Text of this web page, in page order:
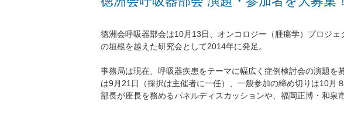
徳洲会呼吸器部会は10月13日、オンコロジー（腫瘍学）プロジ
の垣根を越えた研究会として2014年に発足。
事務局は現在、呼吸器疾患をテーマに幅広く症例検討会の演題
は9月21日（採択は主催者に一任）、一般参加の締め切りは10
部長が座長を務めるパネルディスカッションや、福岡正博・和泉